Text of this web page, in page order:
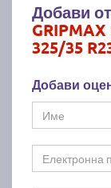
Добави
GRIPMAX
325/35
Добави